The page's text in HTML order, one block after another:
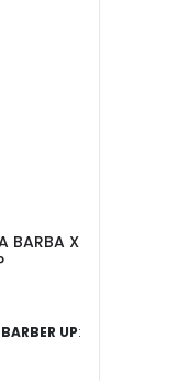
BARBA X
UP: